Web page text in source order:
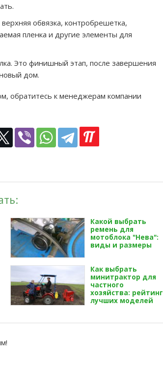
обвязка, контробрешетка,
пленка и другие элементы для
Это финишный этап, после завершения
дом.
обратитесь к менеджерам компании
Какой выбрать
ремень для
мотоблока "Нева":
виды и размеры
Как выбрать
минитрактор для
частного
хозяйства: рейтинг
лучших моделей